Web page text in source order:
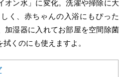
オン水」に変化。洗濯や掃除に大
く、赤ちゃんの入浴にもぴった
加湿器に入れてお部屋を空間除菌
くのにも使えますよ。